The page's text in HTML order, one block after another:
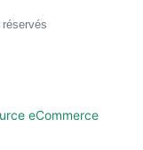
eCommerce